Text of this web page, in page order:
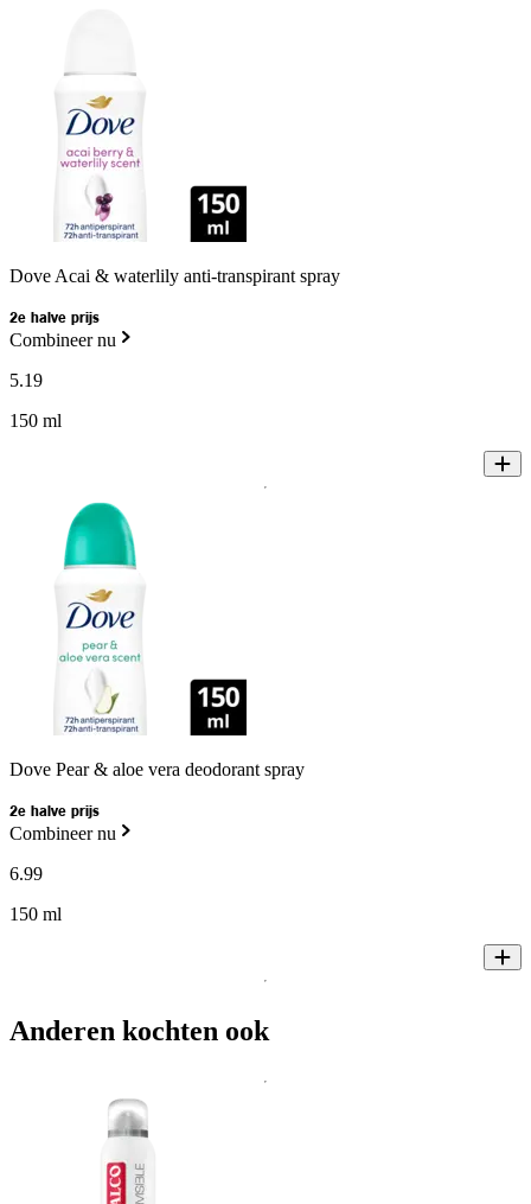
Dove Acai & waterlily anti-transpirant spray
2e halve prijs
Combineer nu
5.19
150 ml
Dove Pear & aloe vera deodorant spray
2e halve prijs
Combineer nu
6.99
150 ml
Anderen kochten ook